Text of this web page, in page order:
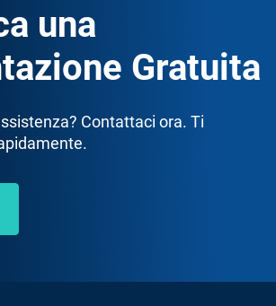
una
Gratuita
Contattaci ora. Ti